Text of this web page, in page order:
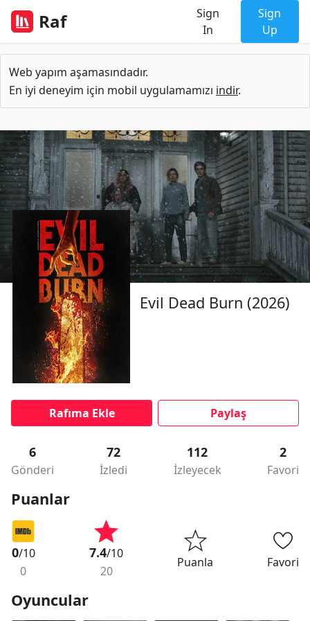
Raf
Sign
In
Sign
Up
Web yapım aşamasındadır.
En iyi deneyim için mobil uygulamamızı indir.
Evil Dead Burn (2026)
Rafıma Ekle Paylaş
6
Gönderi
72
İzledi
112
İzleyecek
2
Favori
Puanlar
0/10
0
7.4/10
20
Puanla Favori
Oyuncular